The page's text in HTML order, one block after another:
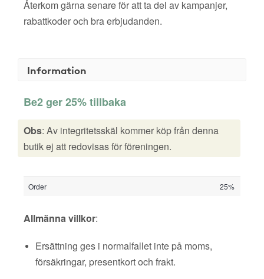
Återkom gärna senare för att ta del av kampanjer,
rabattkoder och bra erbjudanden.
Information
Be2 ger 25% tillbaka
Obs: Av integritetsskäl kommer köp från denna
butik ej att redovisas för föreningen.
Order 25%
Allmänna villkor:
Ersättning ges i normalfallet inte på moms,
försäkringar, presentkort och frakt.